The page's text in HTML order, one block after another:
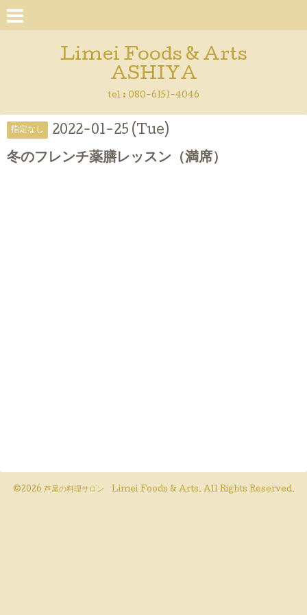
Limei Foods & Arts
ASHIYA
tel : 080-6151-4046
指定なし 2022-01-25 (Tue)
冬のフレンチ薬膳レッスン（満席）
©2026 芦屋の料理サロン Limei Foods & Arts. All Rights Reserved.